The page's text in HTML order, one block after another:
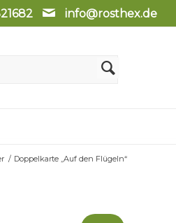
info@rosthex.de
/ Doppelkarte „Auf den Flügeln“